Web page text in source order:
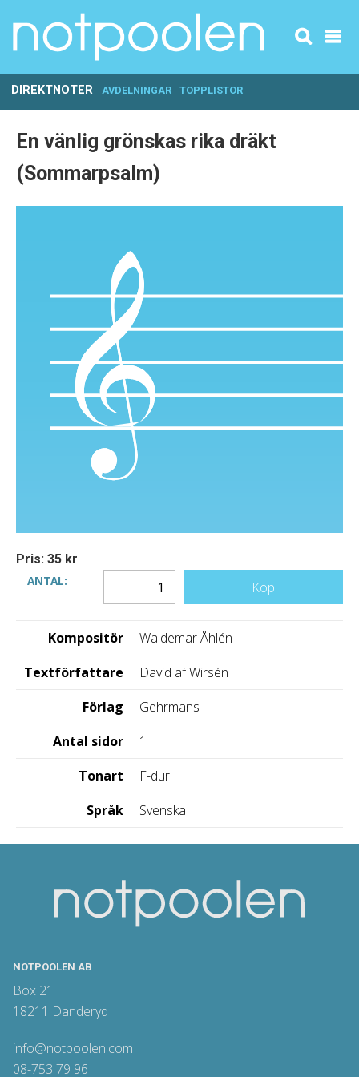
DIREKTNOTER AVDELNINGAR TOPPLISTOR
En vänlig grönskas rika dräkt
(Sommarpsalm)
Pris: 35 kr
ANTAL:
Köp
Kompositör
Waldemar Åhlén
Textförfattare
David af Wirsén
Förlag
Gehrmans
Antal sidor
1
Tonart
F-dur
Språk
Svenska
NOTPOOLEN AB
Box 21
18211 Danderyd
info@notpoolen.com
08-753 79 96